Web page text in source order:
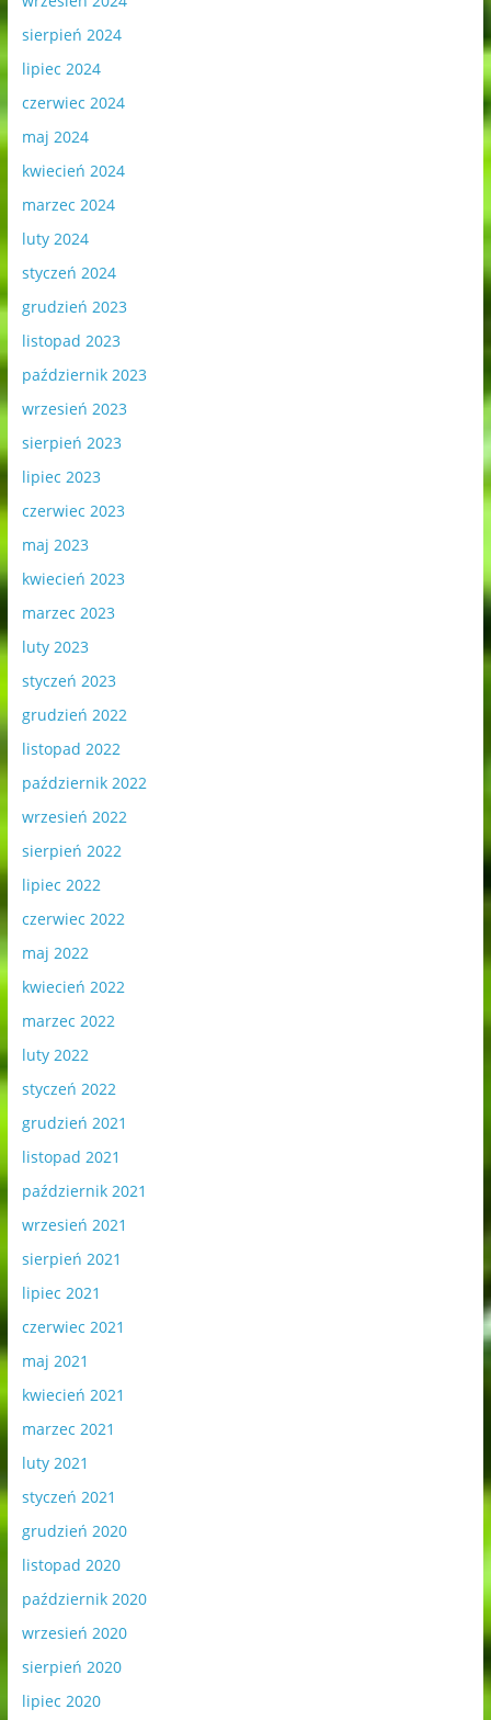
sierpień 2024
lipiec 2024
czerwiec 2024
maj 2024
kwiecień 2024
marzec 2024
luty 2024
styczeń 2024
grudzień 2023
listopad 2023
październik 2023
wrzesień 2023
sierpień 2023
lipiec 2023
czerwiec 2023
maj 2023
kwiecień 2023
marzec 2023
luty 2023
styczeń 2023
grudzień 2022
listopad 2022
październik 2022
wrzesień 2022
sierpień 2022
lipiec 2022
czerwiec 2022
maj 2022
kwiecień 2022
marzec 2022
luty 2022
styczeń 2022
grudzień 2021
listopad 2021
październik 2021
wrzesień 2021
sierpień 2021
lipiec 2021
czerwiec 2021
maj 2021
kwiecień 2021
marzec 2021
luty 2021
styczeń 2021
grudzień 2020
listopad 2020
październik 2020
wrzesień 2020
sierpień 2020
lipiec 2020